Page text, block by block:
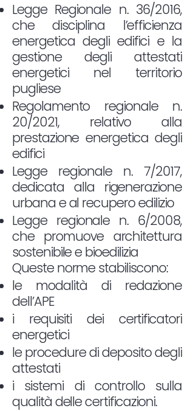
Legge Regionale n. 36/2016,
che disciplina l’efficienza
energetica degli edifici e la
gestione degli attestati
energetici nel territorio
pugliese
Regolamento regionale n.
20/2021, relativo alla
prestazione energetica degli
edifici
Legge regionale n. 7/2017,
dedicata alla rigenerazione
urbana e al recupero edilizio
Legge regionale n. 6/2008,
che promuove architettura
sostenibile e bioedilizia
Queste norme stabiliscono:
le modalità di redazione
dell’APE
i requisiti dei certificatori
energetici
le procedure di deposito degli
attestati
i sistemi di controllo sulla
qualità delle certificazioni.